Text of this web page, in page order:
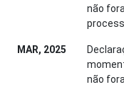
não
MAR, 2025
não